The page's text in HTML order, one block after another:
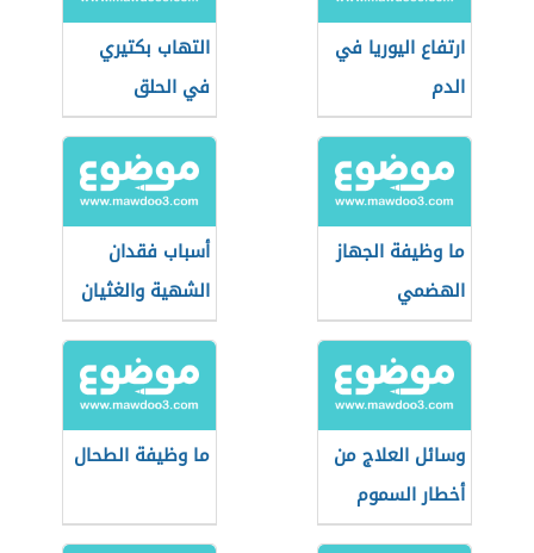
ارتفاع اليوريا في
الدم
التهاب بكتيري
في الحلق
ما وظيفة الجهاز
الهضمي
أسباب فقدان
الشهية والغثيان
وسائل العلاج من
أخطار السموم
القاتلة
ما وظيفة الطحال